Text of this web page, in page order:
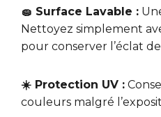
🧽 Surface Lavable :
Nettoyez simplement
pour conserver l’éclat
☀️ Protection UV :
couleurs malgré